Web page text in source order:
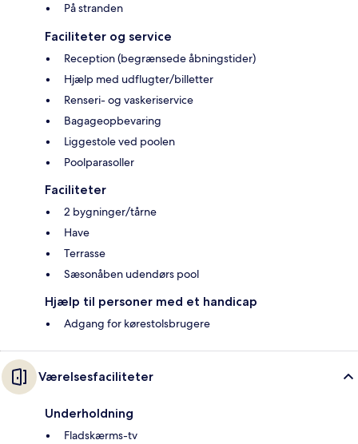
På stranden
Faciliteter og service
Reception (begrænsede åbningstider)
Hjælp med udflugter/billetter
Renseri- og vaskeriservice
Bagageopbevaring
Liggestole ved poolen
Poolparasoller
Faciliteter
2 bygninger/tårne
Have
Terrasse
Sæsonåben udendørs pool
Hjælp til personer med et handicap
Adgang for kørestolsbrugere
Værelsesfaciliteter
Underholdning
Fladskærms-tv